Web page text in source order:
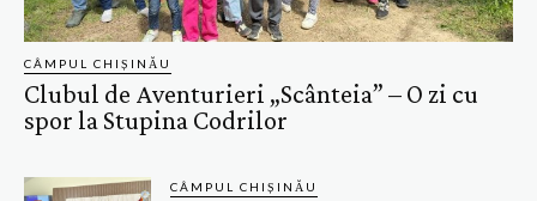
CÂMPUL CHIȘINĂU
Clubul de Aventurieri „Scânteia” – O zi cu
spor la Stupina Codrilor
CÂMPUL CHIȘINĂU